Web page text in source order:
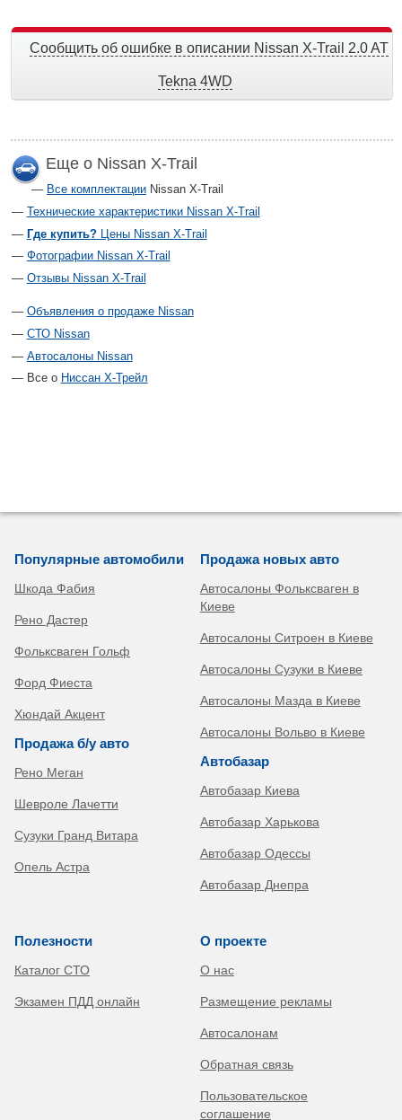
Сообщить об ошибке в описании Nissan X-Trail 2.0 AT
Tekna 4WD
Еще о Nissan X-Trail
Все комплектации Nissan X-Trail
Технические характеристики Nissan X-Trail
Где купить?Цены Nissan X-Trail
Фотографии Nissan X-Trail
Отзывы Nissan X-Trail
Объявления о продаже Nissan
СТО Nissan
Автосалоны Nissan
Все о Ниссан Х-Трейл
Популярные автомобили
Шкода Фабия
Рено Дастер
Фольксваген Гольф
Форд Фиеста
Хюндай Акцент
Продажа б/у авто
Рено Меган
Шевроле Лачетти
Сузуки Гранд Витара
Опель Астра
Продажа новых авто
Автосалоны Фольксваген в
Киеве
Автосалоны Ситроен в Киеве
Автосалоны Сузуки в Киеве
Автосалоны Мазда в Киеве
Автосалоны Вольво в Киеве
Автобазар
Автобазар Киева
Автобазар Харькова
Автобазар Одессы
Автобазар Днепра
Полезности
Каталог СТО
Экзамен ПДД онлайн
О проекте
О нас
Размещение рекламы
Автосалонам
Обратная связь
Пользовательское
соглашение